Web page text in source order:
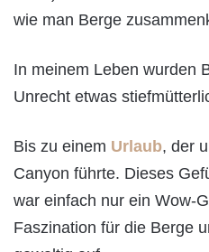
wie man Berge
In meinem Leben wurden
Unrecht etwas
Bis zu einem Urlaub, der
Canyon führte. Dieses
war einfach nur ein Wow-
Faszination für die Berge